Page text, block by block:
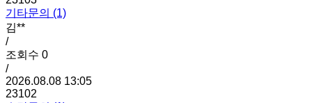
기타문의 (1)
김**
/
조회수 0
/
2026.08.08 13:05
23102